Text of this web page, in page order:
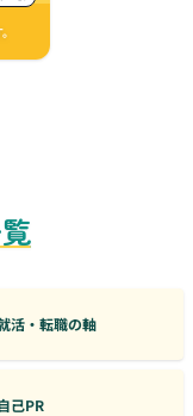
活・転職の軸
己PR